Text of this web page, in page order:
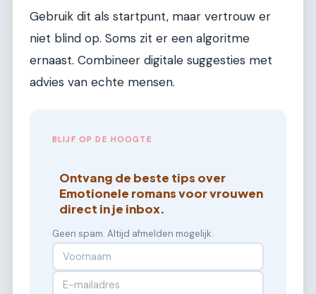
Gebruik dit als startpunt, maar vertrouw er
niet blind op. Soms zit er een algoritme
ernaast. Combineer digitale suggesties met
advies van echte mensen.
BLIJF OP DE HOOGTE
Ontvang de beste tips over
Emotionele romans voor vrouwen
direct in je inbox.
Geen spam. Altijd afmelden mogelijk.